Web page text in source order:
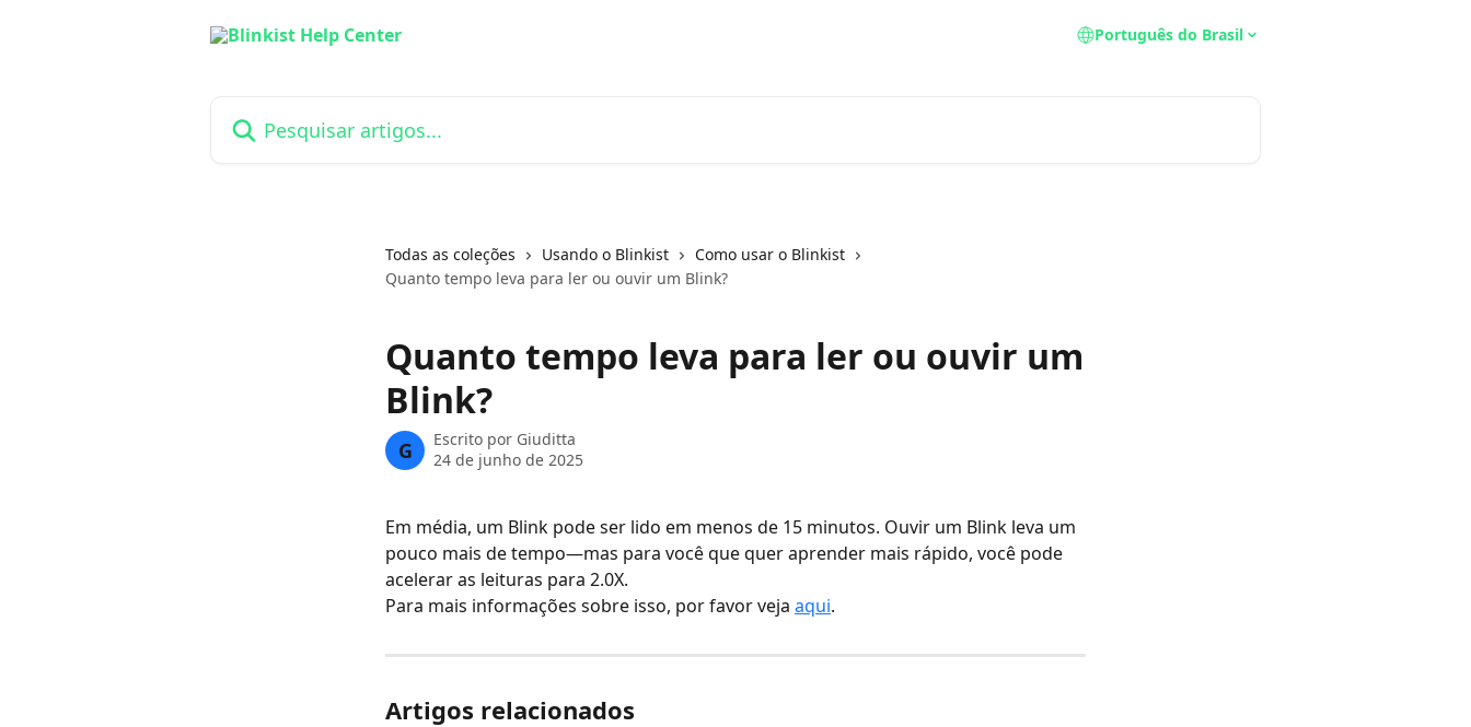
Português do Brasil
Todas as coleções Usando o Blinkist
Como usar o Blinkist
Quanto tempo leva para ler ou ouvir um Blink?
Quanto tempo leva para ler ou ouvir um
Blink?
G Escrito por Giuditta
24 de junho de 2025
Em média, um Blink pode ser lido em menos de 15 minutos. Ouvir um Blink leva um
pouco mais de tempo—mas para você que quer aprender mais rápido, você pode
acelerar as leituras para 2.0X.
Para mais informações sobre isso, por favor veja aqui.
Artigos relacionados